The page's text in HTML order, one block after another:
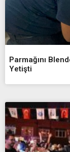
Parmağını
Yetişti